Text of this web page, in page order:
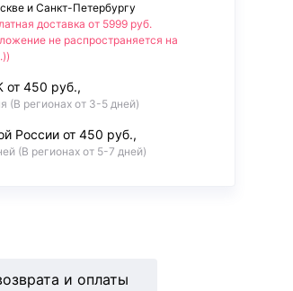
и Санкт-Петербургу
доставка от 5999 руб.
не распространяется на
от 450 руб.,
(В регионах от 3-5 дней)
России от 450 руб.,
(В регионах от 5-7 дней)
и оплаты